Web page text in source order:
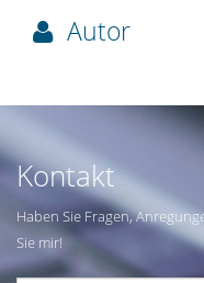
Autor
Kontakt
Haben Sie Fragen,
Sie mir!